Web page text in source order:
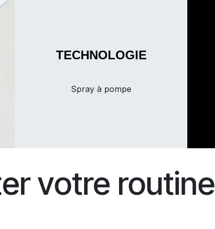
TECHNOLOGIE
Spray à pompe
votre routine